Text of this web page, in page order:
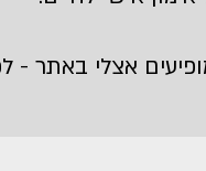
אצלי באתר -